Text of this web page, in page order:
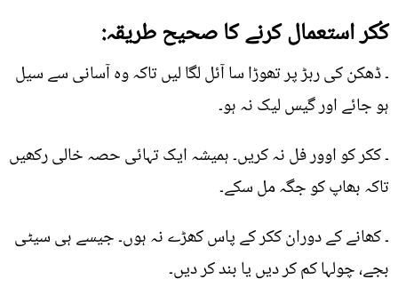
کُکر استعمال کرنے کا صحیح طریقہ:
۔ ڈھکن کی ربڑ پر تھوڑا سا آئل لگا لیں تاکہ وہ آسانی سے سیل
ہو جائے اور گیس لیک نہ ہو۔
۔ ککر کو اوور فل نہ کریں۔ ہمیشہ ایک تہائی حصہ خالی رکھیں
تاکہ بھاپ کو جگہ مل سکے۔
۔ کھانے کے دوران ککر کے پاس کھڑے نہ ہوں۔ جیسے ہی سیٹی
بجے، چولہا کم کر دیں یا بند کر دیں۔